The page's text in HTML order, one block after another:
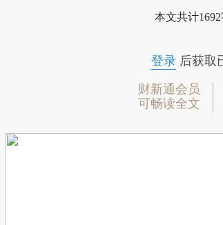
本文共计
登录后获取
财新通会员
可畅读全文